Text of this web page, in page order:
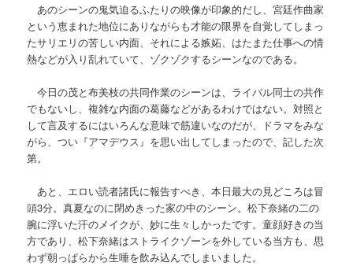
あのシーンの鬼気迫るふたりの映像が印象的だし、宮廷作曲家
という恵まれた地位にありながらも才能の限界を自覚してしまっ
たサリエリの苦しい内面、それによる嫉妬、はたまた仕事への情
熱などが入り乱れていて、ゾクゾクするシーンなのである。
今日の茂と布美枝の共同作業のシーンは、ライバル同士の共作
でもないし、複雑な内面の葛藤などがあるわけではない。対照と
して言及するにはいろんな意味で筋違いなのだが、ドラマをみな
がら、つい『アマデウス』を思い出してしまったので、記した次
第。
あと、エロい読者諸氏に報告すべき、本日最大の見どころは冒
頭3分。真夏なのに閉めきった家の中のシーン。松下奈緒の二の
腕に浮いた汗のメイクが、妙に生々しかったです。童顔好きの当
方であり、松下奈緒はストライクゾーンを外している当方も、思
わず朝っぱらから生唾を飲み込んでしまいました。